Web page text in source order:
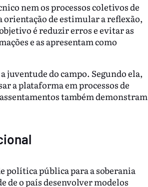
nem os processos coletivos de
de estimular a reflexão,
é reduzir erros e evitar as
e as apresentam como
juventude do campo. Segundo ela,
a plataforma em processos de
também demonstram
política pública para a soberania
de o país desenvolver modelos